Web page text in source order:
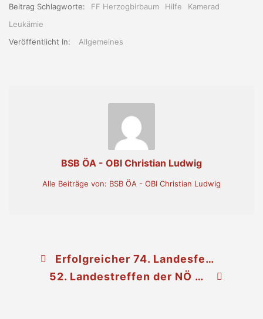
Beitrag Schlagworte: FF Herzogbirbaum Hilfe
Kamerad
Leukämie
Veröffentlicht In:
Allgemeines
BSB ÖA - OBI Christian Ludwig
Alle Beiträge von: BSB ÖA - OBI Christian Ludwig
Erfolgreicher 74. Landesfeuerwehrleistungsbewerb für den Bezirk Korneuburg
52. Landestreffen der NÖ Feuerwehrjugend